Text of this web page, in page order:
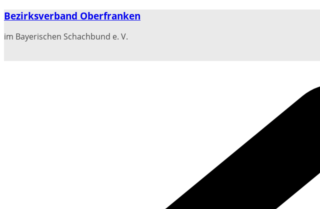
Zum
springen
Bezirksverband Oberfranken
im Bayerischen Schachbund e. V.